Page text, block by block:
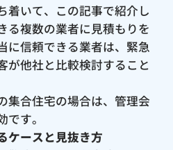
着いて、この記事で紹介し
る複数の業者に見積もりを
に信頼できる業者は、緊急
が他社と比較検討すること
集合住宅の場合は、管理会
す。
ケースと見抜き方